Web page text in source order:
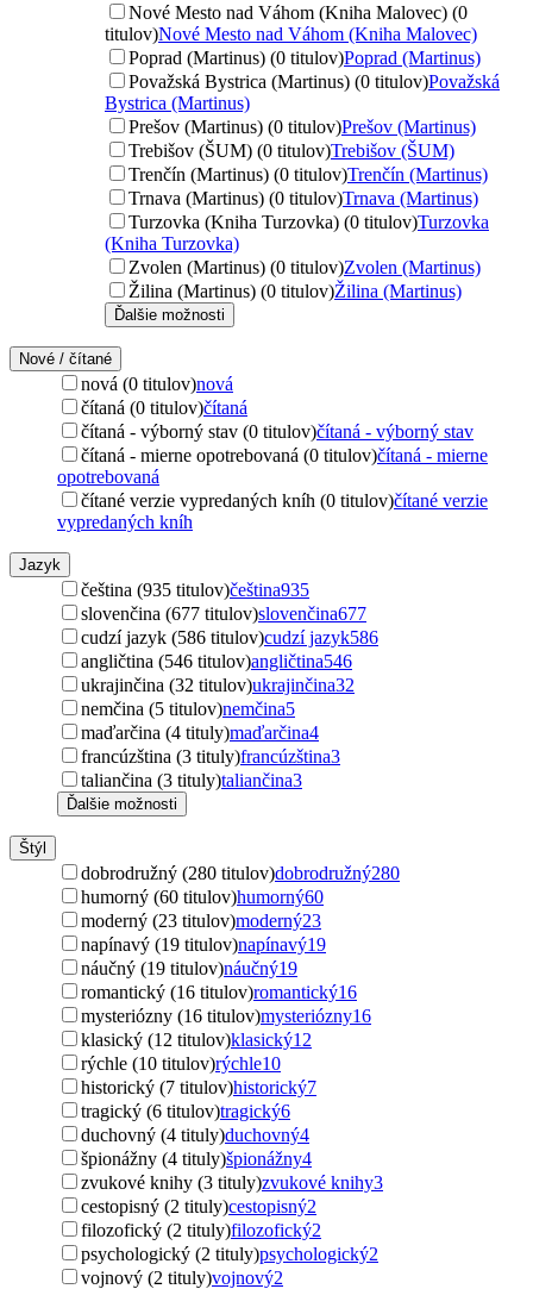
Nové Mesto nad Váhom (Kniha Malovec) (0
titulov)Nové Mesto nad Váhom (Kniha Malovec)
Poprad (Martinus) (0 titulov)Poprad (Martinus)
Považská Bystrica (Martinus) (0 titulov)Považská
Bystrica (Martinus)
Prešov (Martinus) (0 titulov)Prešov (Martinus)
Trebišov (ŠUM) (0 titulov)Trebišov (ŠUM)
Trenčín (Martinus) (0 titulov)Trenčín (Martinus)
Trnava (Martinus) (0 titulov)Trnava (Martinus)
Turzovka (Kniha Turzovka) (0 titulov)Turzovka
(Kniha Turzovka)
Zvolen (Martinus) (0 titulov)Zvolen (Martinus)
Žilina (Martinus) (0 titulov)Žilina (Martinus)
Ďalšie možnosti
Nové / čítané
nová (0 titulov)nová
čítaná (0 titulov)čítaná
čítaná - výborný stav (0 titulov)čítaná - výborný stav
čítaná - mierne opotrebovaná (0 titulov)čítaná - mierne
opotrebovaná
čítané verzie vypredaných kníh (0 titulov)čítané verzie
vypredaných kníh
Jazyk
čeština (935 titulov)čeština935
slovenčina (677 titulov)slovenčina677
cudzí jazyk (586 titulov)cudzí jazyk586
angličtina (546 titulov)angličtina546
ukrajinčina (32 titulov)ukrajinčina32
nemčina (5 titulov)nemčina5
maďarčina (4 tituly)maďarčina4
francúzština (3 tituly)francúzština3
taliančina (3 tituly)taliančina3
Ďalšie možnosti
Štýl
dobrodružný (280 titulov)dobrodružný280
humorný (60 titulov)humorný60
moderný (23 titulov)moderný23
napínavý (19 titulov)napínavý19
náučný (19 titulov)náučný19
romantický (16 titulov)romantický16
mysteriózny (16 titulov)mysteriózny16
klasický (12 titulov)klasický12
rýchle (10 titulov)rýchle10
historický (7 titulov)historický7
tragický (6 titulov)tragický6
duchovný (4 tituly)duchovný4
špionážny (4 tituly)špionážny4
zvukové knihy (3 tituly)zvukové knihy3
cestopisný (2 tituly)cestopisný2
filozofický (2 tituly)filozofický2
psychologický (2 tituly)psychologický2
vojnový (2 tituly)vojnový2